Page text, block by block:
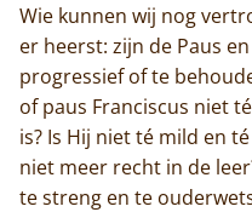
Wie kunnen wij nog
er heerst: zijn de Paus
progressief of te
of paus Franciscus niet
is? Is Hij niet té mild en
niet meer recht in de
te streng en te